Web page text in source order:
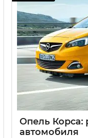
Опель Корса:
автомобиля